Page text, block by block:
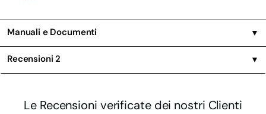
Manuali e Documenti ▼
Recensioni2 ▼
Le Recensioni verificate dei nostri Clienti